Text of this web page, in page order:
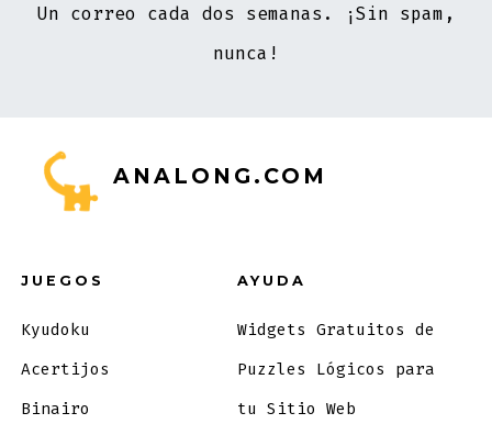
Un correo cada dos semanas. ¡Sin spam,
nunca!
ANALONG.COM
JUEGOS
Kyudoku
Acertijos
Binairo
AYUDA
Widgets Gratuitos de
Puzzles Lógicos para
tu Sitio Web